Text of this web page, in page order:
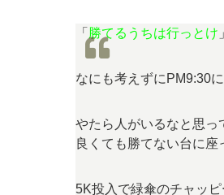
「 勝てるうちは行っとけ
なにも考えずにPM9:30
やたら人がいるなと思
良くても勝てない台に
5K投入で緑傘のチャッピ